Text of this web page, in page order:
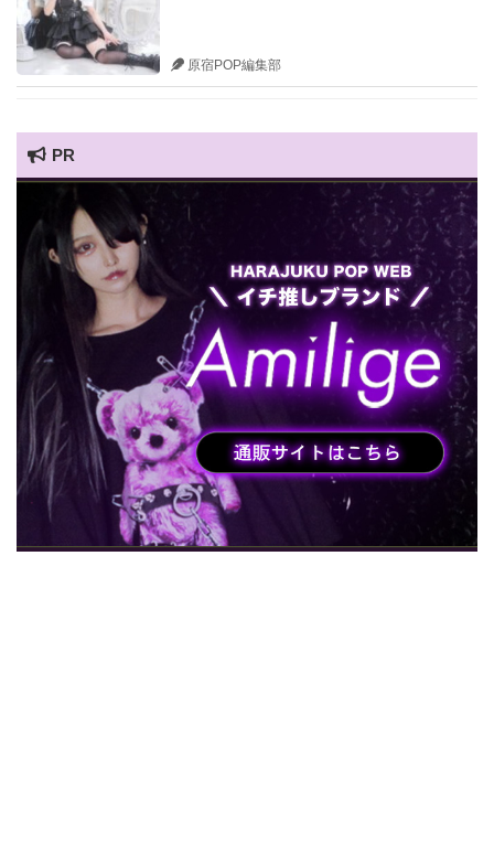
原宿POP編集部
PR
HARAJUKU POP TV